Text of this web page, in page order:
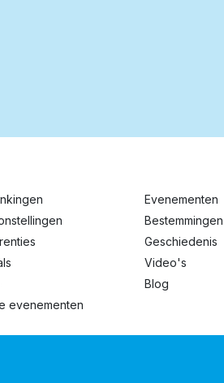
evenementen
Evenementen
Bestemmingen
Geschiedenis
Video's
Blog